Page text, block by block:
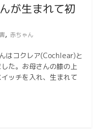
が生まれて初
, 赤ちゃん
はコクレア(Cochlear)と
た。お母さんの膝の上
ッチを入れ、生まれて